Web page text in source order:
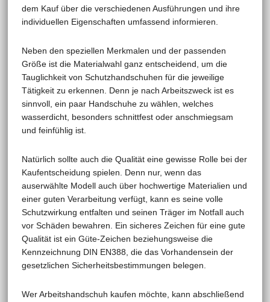
dem Kauf über die verschiedenen Ausführungen und ihre
individuellen Eigenschaften umfassend informieren.
Neben den speziellen Merkmalen und der passenden
Größe ist die Materialwahl ganz entscheidend, um die
Tauglichkeit von Schutzhandschuhen für die jeweilige
Tätigkeit zu erkennen. Denn je nach Arbeitszweck ist es
sinnvoll, ein paar Handschuhe zu wählen, welches
wasserdicht, besonders schnittfest oder anschmiegsam
und feinfühlig ist.
Natürlich sollte auch die Qualität eine gewisse Rolle bei der
Kaufentscheidung spielen. Denn nur, wenn das
auserwählte Modell auch über hochwertige Materialien und
einer guten Verarbeitung verfügt, kann es seine volle
Schutzwirkung entfalten und seinen Träger im Notfall auch
vor Schäden bewahren. Ein sicheres Zeichen für eine gute
Qualität ist ein Güte-Zeichen beziehungsweise die
Kennzeichnung DIN EN388, die das Vorhandensein der
gesetzlichen Sicherheitsbestimmungen belegen.
Wer Arbeitshandschuh kaufen möchte, kann abschließend